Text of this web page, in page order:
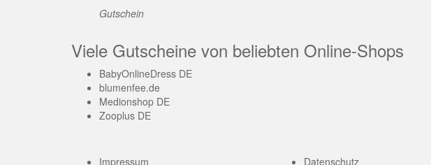
Gutschein
Viele Gutscheine von beliebten Online-Shops
BabyOnlineDress DE
blumenfee.de
Medionshop DE
Zooplus DE
Impressum
Datenschutz